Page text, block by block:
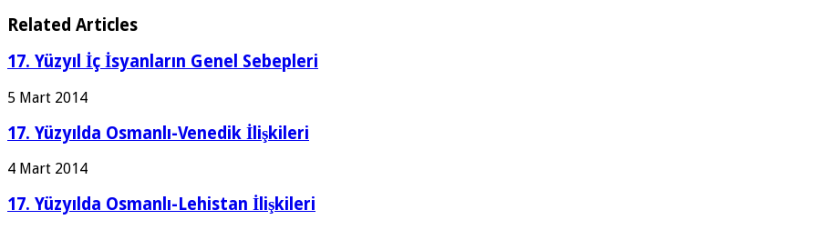
Related Articles
17. Yüzyıl İç İsyanların Genel Sebepleri
5 Mart 2014
17. Yüzyılda Osmanlı-Venedik İlişkileri
4 Mart 2014
17. Yüzyılda Osmanlı-Lehistan İlişkileri